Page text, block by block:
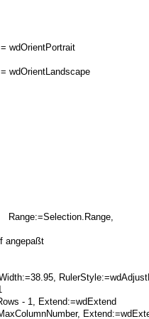
wdOrientPortrait
wdOrientLandscape
angepaßt
- 1, Extend:=wdExtend